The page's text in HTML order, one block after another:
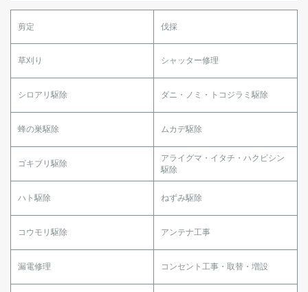
剪定 伐採
草刈り シャッター修理
シロアリ駆除 ダニ・ノミ・トコジラミ駆除
蜂の巣駆除 ムカデ駆除
ゴキブリ駆除
アライグマ・イタチ・ハクビシン
駆除
ハト駆除 ねずみ駆除
コウモリ駆除 アンテナ工事
漏電修理 コンセント工事・取替・増設